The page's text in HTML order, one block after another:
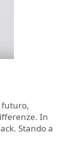
futuro,
In
Stando a